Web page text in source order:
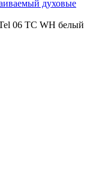
духовые
06 TC WH белый